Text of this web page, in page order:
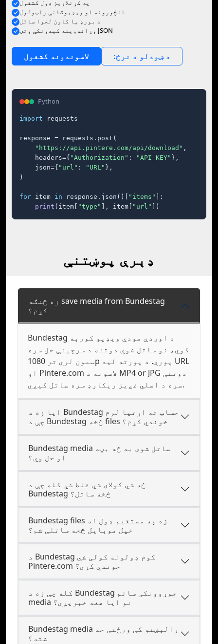
په کړنلاريز ډول کشفول
انځورونه او ويډيوګانې راټولول
د بورډ يا کارن لخوا ساتل
وړاندوينه کېدونکې وتۍ JSON
لاسوندونه کشفول :د ښودلو د نرخ
Python
import requests
response = requests.post(
"https://api.pintere.com/api/download" ,
    headers={
"Authorization" : "API_KEY" },
    json={
"url" : "URL" },
)
for item in response.json()[ "items"
]:
print (item[ "type" ], item[ "url" ])
ډېرې پوښتنې
زه څنګه save media from Bundestag
کړم؟
Bundestag د اوږدې مودې ویډیو کوربه
کوي، نو ساتل شوې دوتنه د سرچینې حل سره
سمون لري تر 1080p پورې. د پورته لید URL
او Pintere.com لاسونه د MP4 or JPG دوتنې
سره د اصلي غږیز ریکارډ سره ساتل کیږي.
ایا زه د Bundestag حساب ته اړتیا لرم
چې د Bundestag څخه files خوندي کړم؟
Bundestag media ساتل شوی به څه بڼه
او حل وي؟
څه شي کولای شي غلط شي کله چې د
Bundestag څخه ساتل؟
Bundestag files زه په مستقیم ډول له
خپل موبایل څخه ساتلی شم؟
د Bundestag کوم ډولونه کولی شي
Pintere.com خوندي کړي؟
کله چې زه د Bundestag جوړوونکی ساتم
media نو ایا هغه خبريږي؟
Bundestag media رالېښنو کې ورځنی حد
شته؟